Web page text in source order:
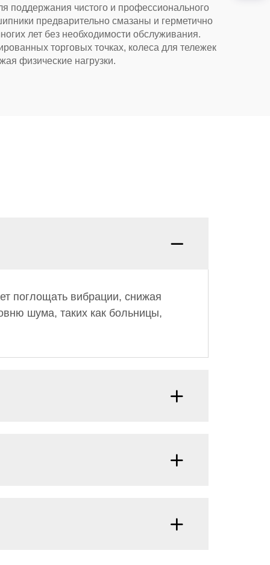
поддержания чистого и профессионального
предварительно смазаны и герметично
лет без необходимости обслуживания.
торговых точках, колеса для тележек
физические нагрузки.
поглощать вибрации, снижая
шума, таких как больницы,